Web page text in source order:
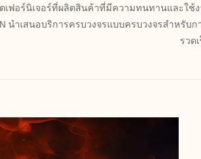
ฟอร์นิเจอร์ที่ผลิตสินค้าที่มีความทนทานและใช้
นำเสนอบริการครบวงจรแบบครบวงจรสำหรั
รวด